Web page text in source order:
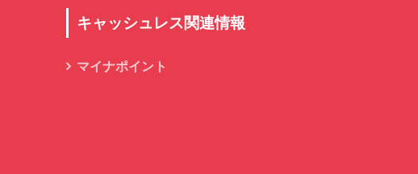
キャッシュレス関連情報
マイナポイント